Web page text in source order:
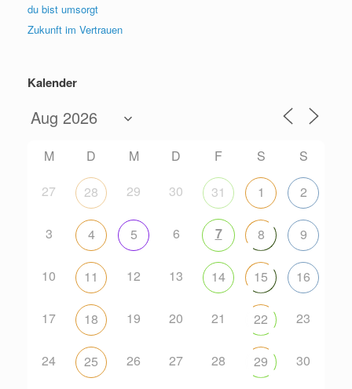
du bist umsorgt
Zukunft im Vertrauen
Kalender
M D M D F S
S
27
28 29 30 31 1 2
3 4 5 6 7 8 9
10 11 12 13 14 15 16
17 18 19 20 21 22 23
24 25 26 27 28 29 30